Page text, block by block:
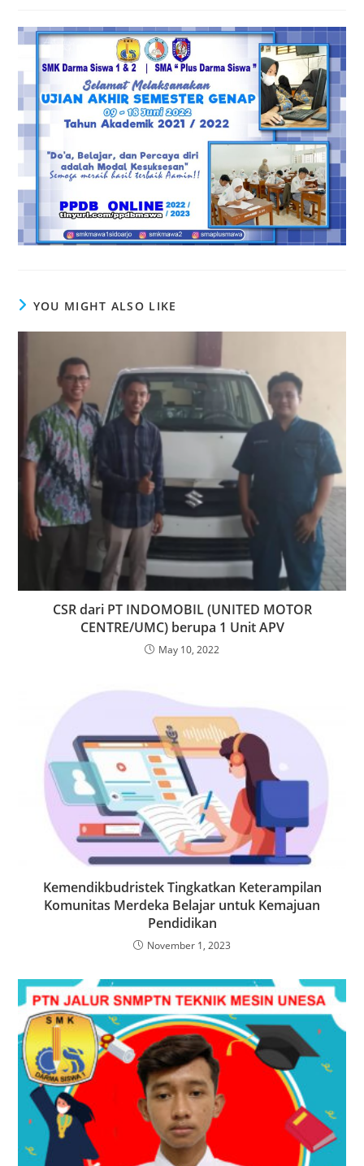
YOU MIGHT ALSO LIKE
CSR dari PT INDOMOBIL (UNITED MOTOR
CENTRE/UMC) berupa 1 Unit APV
May 10, 2022
Kemendikbudristek Tingkatkan Keterampilan
Komunitas Merdeka Belajar untuk Kemajuan
Pendidikan
November 1, 2023